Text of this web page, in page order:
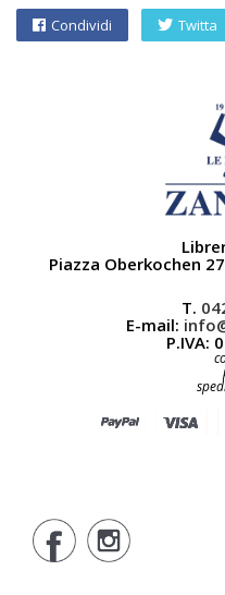
Condividi Twitta
Piazza Oberkochen
T.
E-mail:
P.IVA: